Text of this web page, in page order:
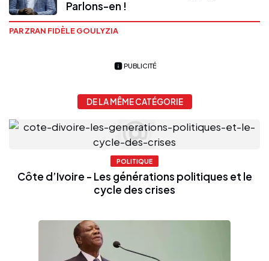
Parlons-en !
PAR ZRAN FIDÈLE GOULYZIA
PUBLICITÉ
DE LA MÊME CATÉGORIE
POLITIQUE
Côte d’Ivoire - Les générations politiques et le
cycle des crises